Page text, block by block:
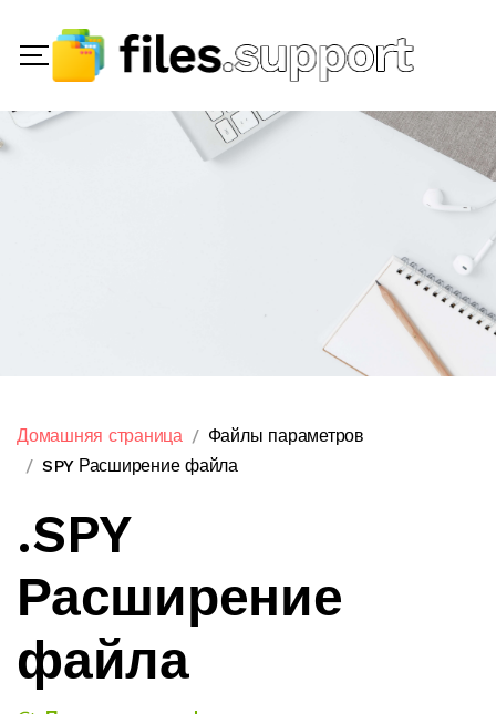
Домашняя страница
Файлы параметров
SPY Расширение файла
.SPY
Расширение
файла